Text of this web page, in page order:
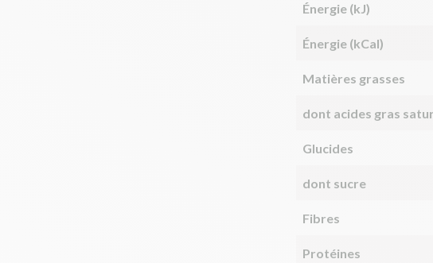
Énergie (kJ)
Énergie (kCal)
Matières grasses
dont acides gras
Glucides
dont sucre
Fibres
Protéines